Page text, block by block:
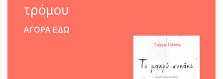
τρόμου
ΑΓΟΡΑ ΕΔΩ